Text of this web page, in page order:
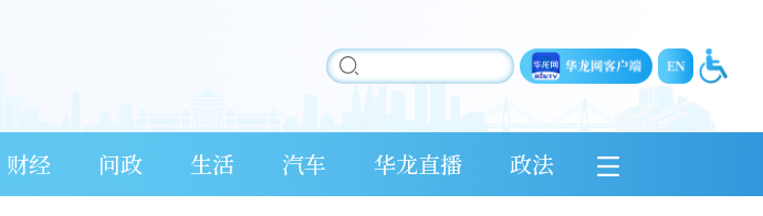
财经 问政 生活 汽车 华龙直播 政法